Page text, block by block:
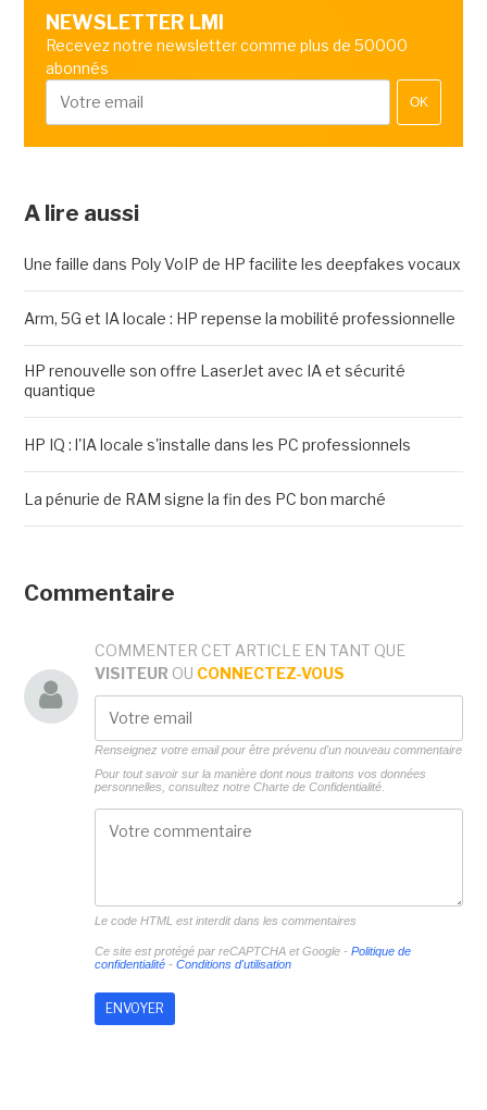
NEWSLETTER LMI
Recevez notre newsletter comme plus de 50000
abonnés
OK
A lire aussi
Une faille dans Poly VoIP de HP facilite les deepfakes vocaux
Arm, 5G et IA locale : HP repense la mobilité professionnelle
HP renouvelle son offre LaserJet avec IA et sécurité
quantique
HP IQ : l'IA locale s'installe dans les PC professionnels
La pénurie de RAM signe la fin des PC bon marché
Commentaire
COMMENTER CET ARTICLE EN TANT QUE
VISITEUR OU CONNECTEZ-VOUS
Renseignez votre email pour être prévenu d'un nouveau commentaire
Pour tout savoir sur la manière dont nous traitons vos données
personnelles, consultez notre Charte de Confidentialité.
Le code HTML est interdit dans les commentaires
Ce site est protégé par reCAPTCHA et Google - Politique de
confidentialité- Conditions d'utilisation